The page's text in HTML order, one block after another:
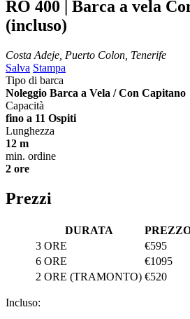
RO 400 | Barca a vela
(incluso)
Costa Adeje, Puerto Colon, Tenerife
Salva Stampa
Tipo di barca
Noleggio Barca a Vela / Con Capitano
Capacità
fino a 11 Ospiti
Lunghezza
12 m
min. ordine
2 ore
Prezzi
DURATA
3 ORE
€595
6 ORE
€1095
2 ORE (TRAMONTO) €520
Incluso: